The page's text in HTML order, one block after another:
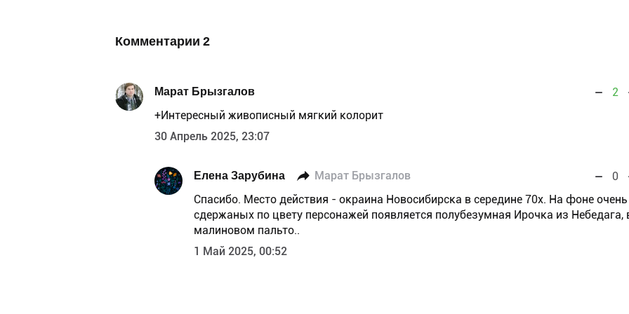
Комментарии 2
Марат Брызгалов
2
+Интересный живописный мягкий колорит
30 Апрель 2025, 23:07
Елена Зарубина Марат Брызгалов
0
Спасибо. Место действия - окраина Новосибирска в середине 70х. На фоне очень
сдержаных по цвету персонажей появляется полубезумная Ирочка из Небедага,
малиновом пальто..
1 Май 2025, 00:52